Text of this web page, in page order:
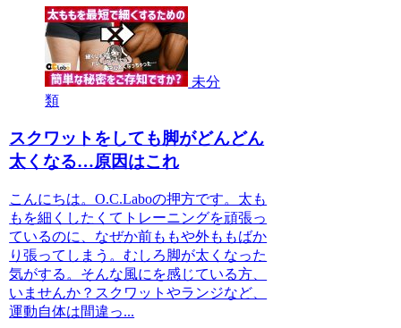
未分
類
スクワットをしても脚がどんどん
太くなる…原因はこれ
こんにちは。O.C.Laboの押方です。太も
もを細くしたくてトレーニングを頑張っ
ているのに、なぜか前ももや外ももばか
り張ってしまう。むしろ脚が太くなった
気がする。そんな風にを感じている方、
いませんか？スクワットやランジなど、
運動自体は間違っ...